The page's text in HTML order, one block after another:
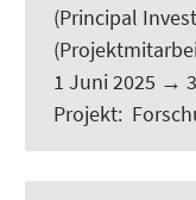
(Principal
1 Juni 2025 →
Projekt: